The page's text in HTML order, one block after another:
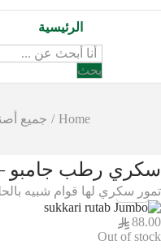
e
h
الرئيسية
P
r
o
s
e
a
r
h
بحث
Home
/ جميع
سكري رطب جامبو – 3
تمور سكري لها قوام شبيه
88.00
Out of stock